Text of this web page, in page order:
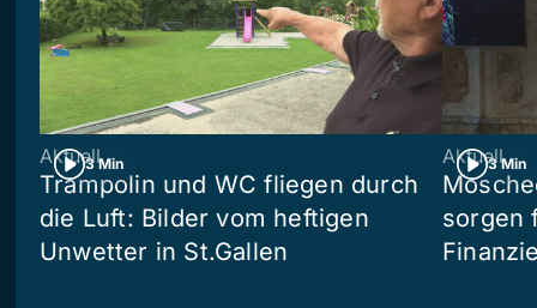
3 Min
Aktuell
Trampolin und WC fliegen durch
die Luft: Bilder vom heftigen
Unwetter in St.Gallen
3 Min
Aktuell
sorgen